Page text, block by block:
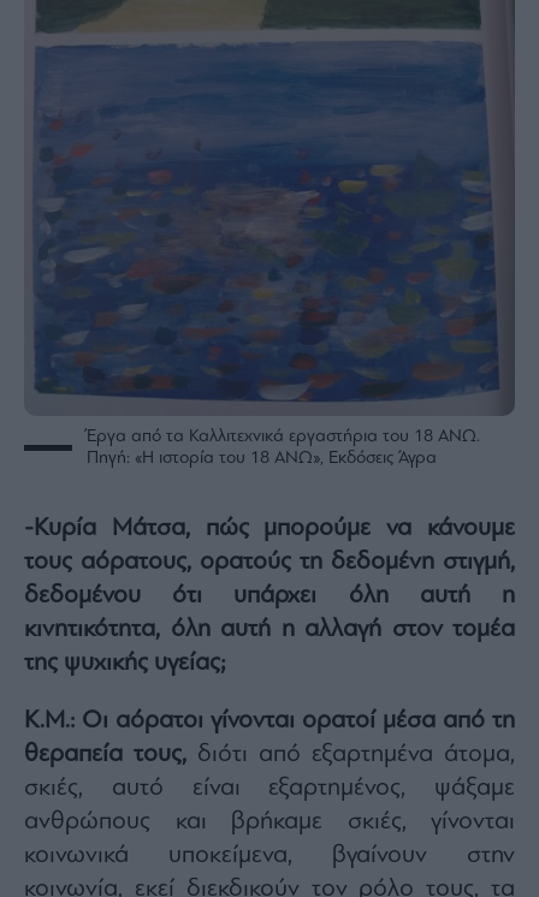
Έργα από τα Καλλιτεχνικά εργαστήρια του 18 ΑΝΩ.
Πηγή: «Η ιστορία του 18 ΑΝΩ», Εκδόσεις Άγρα
-Κυρία Μάτσα, πώς μπορούμε να κάνουμε
τους αόρατους, ορατούς τη δεδομένη στιγμή,
δεδομένου ότι υπάρχει όλη αυτή η
κινητικότητα, όλη αυτή η αλλαγή στον τομέα
της ψυχικής υγείας;
Κ.Μ.: Οι αόρατοι γίνονται ορατοί μέσα από τη
θεραπεία τους, διότι από εξαρτημένα άτομα,
σκιές, αυτό είναι εξαρτημένος, ψάξαμε
ανθρώπους και βρήκαμε σκιές, γίνονται
κοινωνικά υποκείμενα, βγαίνουν στην
κοινωνία, εκεί διεκδικούν τον ρόλο τους, τα